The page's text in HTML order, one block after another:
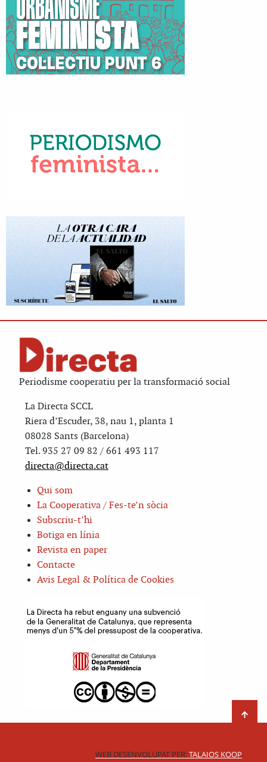
Periodisme cooperatiu per la transformació social
La Directa SCCL
Riera d’Escuder, 38, nau 1, planta 1
08028 Sants (Barcelona)
Tel. 935 27 09 82 / 661 493 117
directa@directa.cat
Qui som
La Cooperativa / Fes-te’n sòcia
Subscriu-t’hi
Botiga en línia
Revista en paper
Contacte
Avis Legal & Política de Cookies
WEB DESENVOLUPAT PER:TALAIOS KOOP